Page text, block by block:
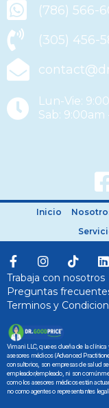
(786) 566-
(305) 456-
Lun-Vie:
Sab:
Inicio
Trabaja con nosotros
Preguntas
Terminos y
Vimani LLC, que es dueña de la
asesores médicos (Advanced
consultorios, son empresas de salud
empleador/empleado, ni son
como los asesores médicos están
no como agentes o representantes